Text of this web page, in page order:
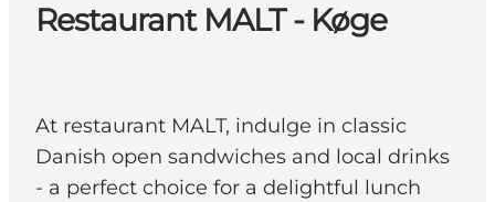
Restaurant MALT - Køge
At restaurant MALT, indulge in classic
Danish open sandwiches and local drinks
- a perfect choice for a delightful lunch